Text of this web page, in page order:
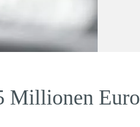
Millionen Euro